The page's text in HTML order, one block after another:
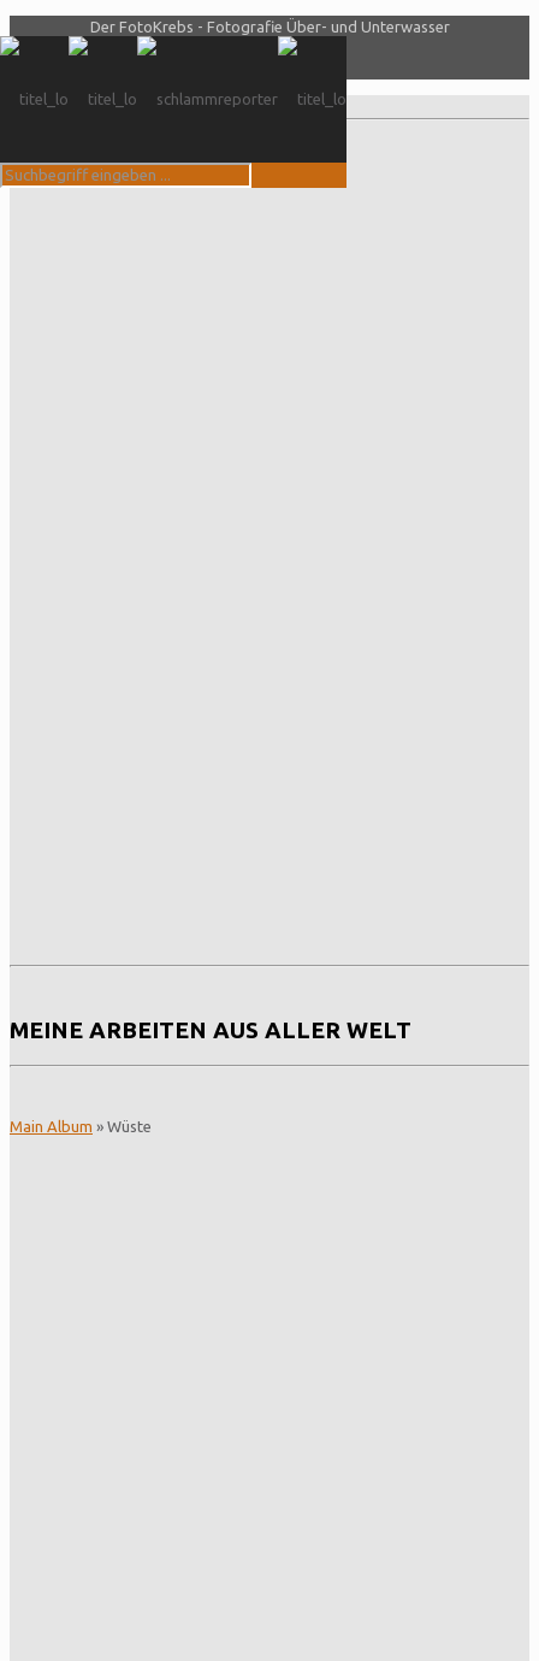
Der FotoKrebs - Fotografie Über- und Unterwasser
MEINE ARBEITEN AUS ALLER WELT
Main Album » Wüste